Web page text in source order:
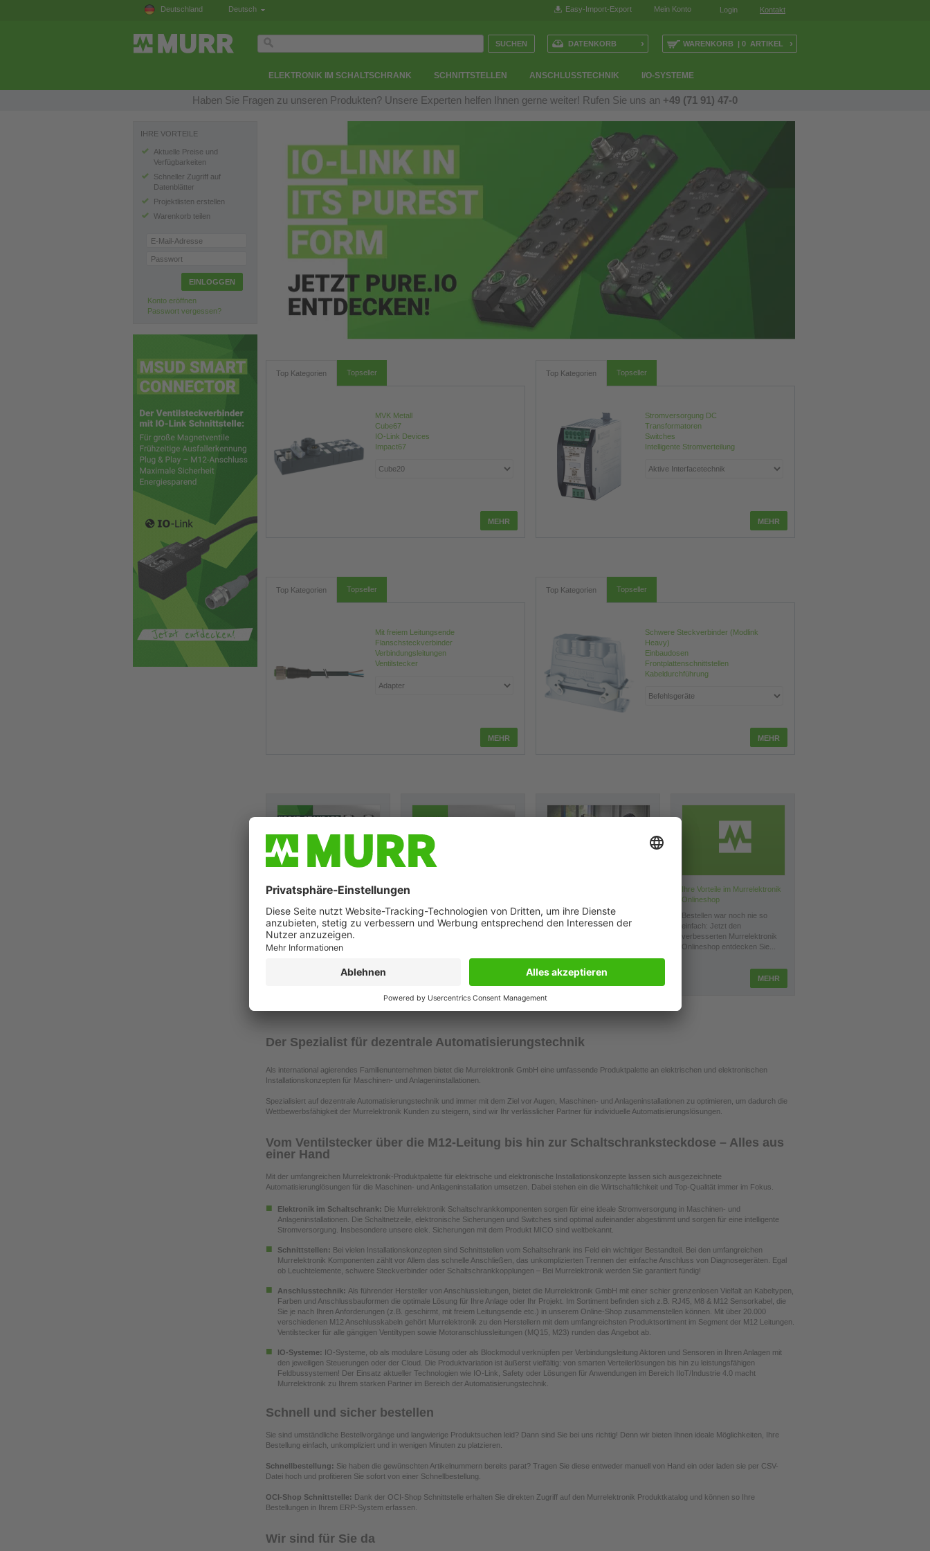
Deutschland Deutsch Login Kontakt
Mein Konto
Easy-Import-Export
ELEKTRONIK IM SCHALTSCHRANK SCHNITTSTELLEN ANSCHLUSSTECHNIK I/O-SYSTEME
WARENKORB | 0 ARTIKEL ›
DATENKORB ›
Haben Sie Fragen zu unseren Produkten? Unsere Experten helfen Ihnen gerne weiter! Rufen Sie uns an +49 (71 91) 47-0
IHRE VORTEILE
Aktuelle Preise und
Verfügbarkeiten
Schneller Zugriff auf
Datenblätter
Projektlisten erstellen
Warenkorb teilen
E-Mail-Adresse
Passwort
EINLOGGEN
Konto eröffnen
Passwort vergessen?
Top Kategorien Topseller
Stromversorgung DC
Transformatoren
Switches
Intelligente Stromverteilung
Top Kategorien Topseller
MVK Metall
Cube67
IO-Link Devices
Impact67
Top Kategorien Topseller
Schwere Steckverbinder (Modlink
Heavy)
Einbaudosen
Frontplattenschnittstellen
Kabeldurchführung
Top Kategorien Topseller
Mit freiem Leitungsende
Flanschsteckverbinder
Verbindungsleitungen
Ventilstecker
MICO67-Standard-4.4 und 4.6
- Power-Verteiler und
Stromabsicherung IP67
Die MICO67-Standard-4.4
oder -4.6 sind unsere neuen
elektronischen 24V DC
MEHR
Familie!
wir möchten Sie hiermit
Navigation für die...
Maschinen und Anlagen
Ihre Vorteile im Murrelektronik
Onlineshop
Bestellen war noch nie so
einfach: Jetzt den
verbesserten Murrelektronik
Onlineshop entdecken Sie...
MEHR
Der Spezialist für dezentrale Automatisierungstechnik
Als international agierendes Familienunternehmen bietet die Murrelektronik GmbH eine umfassende Produktpalette an elektrischen und elektronischen
Installationskonzepten für Maschinen- und Anlageninstallationen.
Spezialisiert auf dezentrale Automatisierungstechnik und immer mit dem Ziel vor Augen, Maschinen- und Anlageninstallationen zu optimieren, um dadurch die
Wettbewerbsfähigkeit der Murrelektronik Kunden zu steigern, sind wir Ihr verlässlicher Partner für individuelle Automatisierungslösungen.
Vom Ventilstecker über die M12-Leitung bis hin zur Schaltschranksteckdose – Alles aus
einer Hand
Mit der umfangreichen Murrelektronik-Produktpalette für elektrische und elektronische Installationskonzepte lassen sich ausgezeichnete
Automatisierunglösungen für die Maschinen- und Anlageninstallation umsetzen. Dabei stehen ein die Wirtschaftlichkeit und Top-Qualität immer im Fokus.
Elektronik im Schaltschrank: Die Murrelektronik Schaltschrankkomponenten sorgen für eine ideale Stromversorgung in Maschinen- und
Anlageninstallationen. Die Schaltnetzeile, elektronische Sicherungen und Switches sind optimal aufeinander abgestimmt und sorgen für eine intelligente
Stromversorgung. Insbesondere unsere elek. Sicherungen mit dem Produkt MICO sind weltbekannt.
Schnittstellen: Bei vielen Installationskonzepten sind Schnittstellen vom Schaltschrank ins Feld ein wichtiger Bestandteil. Bei den umfangreichen
Murrelektronik Komponenten zählt vor Allem das schnelle Anschließen, das unkomplizierten Trennen der einfache Anschluss von Diagnosegeräten. Egal
ob Leuchtelemente, schwere Steckverbinder oder Schaltschrankkopplungen – Bei Murrelektronik werden Sie garantiert fündig!
Anschlusstechnik: Als führender Hersteller von Anschlussleitungen, bietet die Murrelektronik GmbH mit einer schier grenzenlosen Vielfalt an Kabeltypen,
Farben und Anschlussbauformen die optimale Lösung für Ihre Anlage oder Ihr Projekt. Im Sortiment befinden sich z.B. RJ45, M8 & M12 Sensorkabel, die
Sie je nach Ihren Anforderungen (z.B. geschirmt, mit freiem Leitungsende etc.) in unserem Online-Shop zusammenstellen können. Mit über 20.000
verschiedenen M12 Anschlusskabeln gehört Murrelektronik zu den Herstellern mit dem umfangreichsten Produktsortiment im Segment der M12 Leitungen.
Ventilstecker für alle gängigen Ventiltypen sowie Motoranschlussleitungen (MQ15, M23) runden das Angebot ab.
IO-Systeme: IO-Systeme, ob als modulare Lösung oder als Blockmodul verknüpfen per Verbindungsleitung Aktoren und Sensoren in Ihren Anlagen mit
den jeweiligen Steuerungen oder der Cloud. Die Produktvariation ist äußerst vielfältig: von smarten Verteilerlösungen bis hin zu leistungsfähigen
Feldbussystemen! Der Einsatz aktueller Technologien wie IO-Link, Safety oder Lösungen für Anwendungen im Bereich IIoT/Industrie 4.0 macht
Murrelektronik zu Ihrem starken Partner im Bereich der Automatisierungstechnik.
Schnell und sicher bestellen
Sie sind umständliche Bestellvorgänge und langwierige Produktsuchen leid? Dann sind Sie bei uns richtig! Denn wir bieten Ihnen ideale Möglichkeiten, Ihre
Bestellung einfach, unkompliziert und in wenigen Minuten zu platzieren.
Schnellbestellung: Sie haben die gewünschten Artikelnummern bereits parat? Tragen Sie diese entweder manuell von Hand ein oder laden sie per CSV-
Datei hoch und profitieren Sie sofort von einer Schnellbestellung.
OCI-Shop Schnittstelle: Dank der OCI-Shop Schnittstelle erhalten Sie direkten Zugriff auf den Murrelektronik Produktkatalog und können so Ihre
Bestellungen in Ihrem ERP-System erfassen.
Wir sind für Sie da